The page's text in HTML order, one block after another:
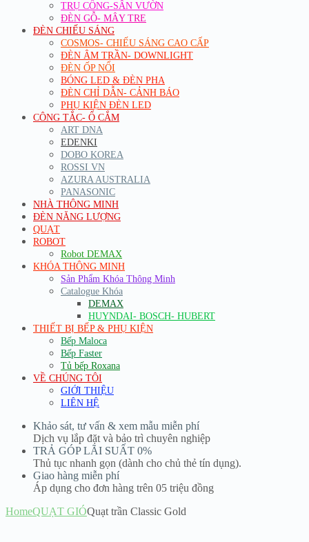
TRỤ CỔNG-SÂN VƯỜN
ĐÈN GỖ- MÂY TRE
ĐÈN CHIẾU SÁNG
COSMOS- CHIẾU SÁNG CAO CẤP
ĐÈN ÂM TRẦN- DOWNLIGHT
ĐÈN ỐP NỔI
BÓNG LED & ĐÈN PHA
ĐÈN CHỈ DẪN- CẢNH BÁO
PHỤ KIỆN ĐÈN LED
CÔNG TẮC- Ổ CẮM
ART DNA
EDENKI
DOBO KOREA
ROSSI VN
AZURA AUSTRALIA
PANASONIC
NHÀ THÔNG MINH
ĐÈN NĂNG LƯỢNG
QUẠT
ROBOT
Robot DEMAX
KHÓA THÔNG MINH
Sản Phẩm Khóa Thông Minh
Catalogue Khóa
DEMAX
HUYNDAI- BOSCH- HUBERT
THIẾT BỊ BẾP & PHỤ KIỆN
Bếp Maloca
Bếp Faster
Tủ bếp Roxana
VỀ CHÚNG TÔI
GIỚI THIỆU
LIÊN HỆ
Khảo sát, tư vấn & xem mẫu miễn phí
Dịch vụ lắp đặt và bảo trì chuyên nghiệp
TRẢ GÓP LÃI SUẤT 0%
Thủ tục nhanh gọn (dành cho chủ thẻ tín dụng).
Giao hàng miễn phí
Áp dụng cho đơn hàng trên 05 triệu đồng
HomeQUẠT GIÓQuạt trần Classic Gold